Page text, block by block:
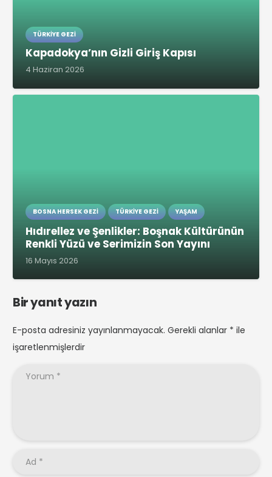
TÜRKIYE GEZI
Kapadokya’nın Gizli Giriş Kapısı
4 Haziran 2026
BOSNA HERSEK GEZI TÜRKIYE GEZI YAŞAM
Hıdırellez ve Şenlikler: Boşnak Kültürünün
Renkli Yüzü ve Serimizin Son Yayını
16 Mayıs 2026
Bir yanıt yazın
E-posta adresiniz yayınlanmayacak. Gerekli alanlar * ile
işaretlenmişlerdir